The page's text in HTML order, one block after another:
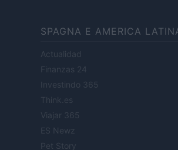
SPAGNA E AMERICA
Actualidad
Finanzas 24
Investindo 365
Think.es
Viajar 365
ES Newz
Pet Story